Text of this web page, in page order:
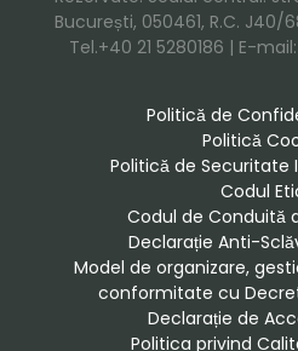
București, 050461, R.C. J40/
Tel.+40 21 5280186 | E-
Politică de
Politică
Politică de Securitate
Codul
Codul de Conduită
Declarație Anti-
Model de organizare,
conformitate cu
Declarație de
Politica privind